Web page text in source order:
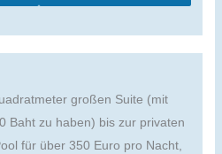
großen Suite (mit
Baht zu haben) bis zur privaten
für über 350 Euro pro Nacht,